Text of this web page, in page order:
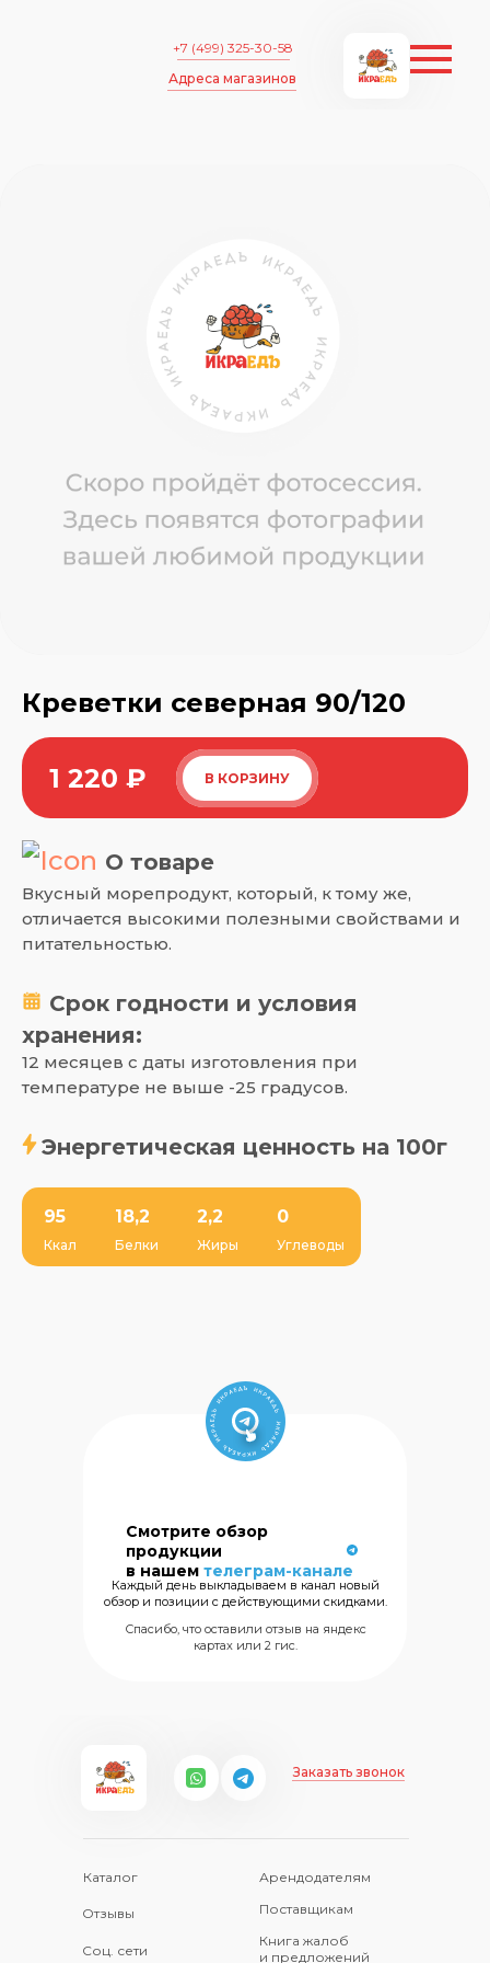
+7 (499) 325-30-58
Адреса магазинов
Креветки северная 90/120
1 220 ₽ В КОРЗИНУ
О товаре
Вкусный морепродукт, который, к тому же,
отличается высокими полезными свойствами и
питательностью.
Срок годности и условия
хранения:
12 месяцев с даты изготовления при
температуре не выше -25 градусов.
Энергетическая ценность на 100г
95
Ккал
18,2
Белки
2,2
Жиры
0
Углеводы
Каждый день выкладываем в канал новый
обзор и позиции с действующими скидками.
Спасибо, что оставили отзыв на яндекс
картах или 2 гис.
Смотрите обзор
продукции
в нашем телеграм-канале
Каталог
Соц. сети
Отзывы
Арендодателям
Книга жалоб
и предложений
Сеть магазинов
морских
деликатесов
Заказать звонок
Поставщикам